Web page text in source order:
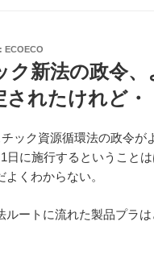
ECOECO
ク新法の政令、
されたけれど・
ック資源循環法の政令が
日に施行するということ
くわからない。
ルートに流れた製品プラ